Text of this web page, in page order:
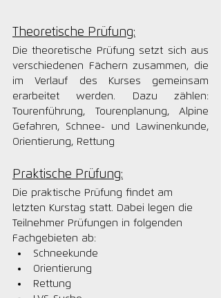
Theoretische Prüfung:
Die theoretische Prüfung setzt sich aus
verschiedenen Fächern zusammen, die
im Verlauf des Kurses gemeinsam
erarbeitet werden. Dazu zählen:
Tourenführung, Tourenplanung, Alpine
Gefahren, Schnee- und Lawinenkunde,
Orientierung, Rettung
Praktische Prüfung:
Die praktische Prüfung findet am
letzten Kurstag statt. Dabei legen die
Teilnehmer Prüfungen in folgenden
Fachgebieten ab:
Schneekunde
Orientierung
Rettung